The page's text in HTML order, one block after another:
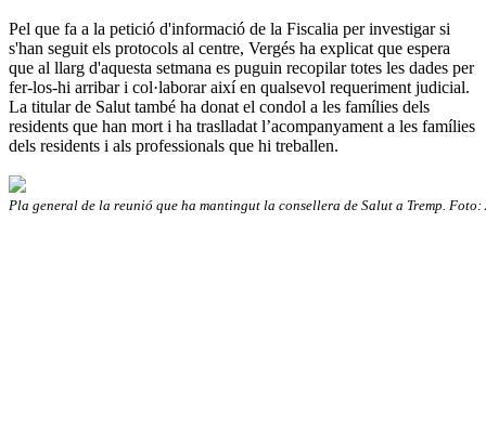
Pel que fa a la petició d'informació de la Fiscalia per investigar si
s'han seguit els protocols al centre, Vergés ha explicat que espera
que al llarg d'aquesta setmana es puguin recopilar totes les dades per
fer-los-hi arribar i col·laborar així en qualsevol requeriment judicial.
La titular de Salut també ha donat el condol a les famílies dels
residents que han mort i ha traslladat l’acompanyament a les famílies
dels residents i als professionals que hi treballen.
Pla general de la reunió que ha mantingut la consellera de Salut a Tremp. Foto: